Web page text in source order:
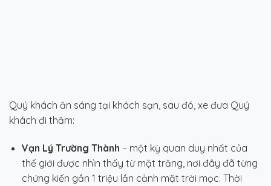
Quý khách ăn sáng tại khách sạn, sau đó, xe đưa Quý
khách đi thăm:
Vạn Lý Trường Thành – một kỳ quan duy nhất của
thế giới được nhìn thấy từ mặt trăng, nơi đây đã từng
chứng kiến gần 1 triệu lần cảnh mặt trời mọc. Thời